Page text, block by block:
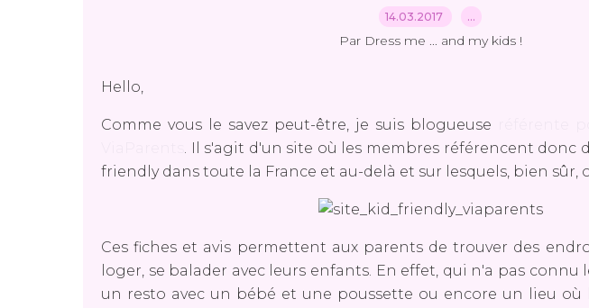
14.03.2017 …
Par Dress me ... and my kids !
Hello,
Comme vous le savez peut-être, je suis blogueuse
. Il s'agit d'un site où les membres référencent donc
friendly dans toute la France et au-delà et sur lesquels, bien sûr,
Ces fiches et avis permettent aux parents de trouver des
loger, se balader avec leurs enfants. En effet, qui n'a pas connu
un resto avec un bébé et une poussette ou encore un lieu où